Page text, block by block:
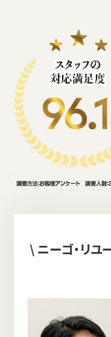
\ ニーゴ・リユ